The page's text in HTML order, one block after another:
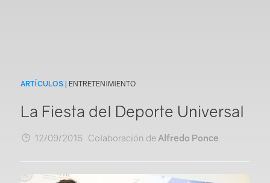
ARTÍCULOS | ENTRETENIMIENTO
La Fiesta del Deporte Universal
12/09/2016 Colaboración de Alfredo Ponce